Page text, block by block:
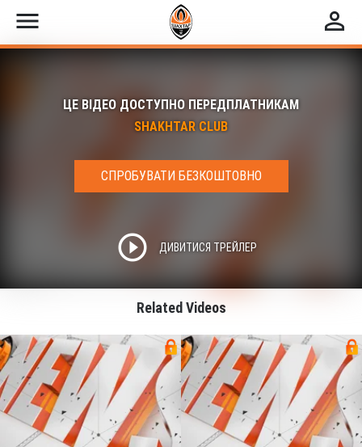
menu perm_identity
ЦЕ ВІДЕО ДОСТУПНО ПЕРЕДПЛАТНИКАМ
SHAKHTAR CLUB
СПРОБУВАТИ БЕЗКОШТОВНО
play_circle_outline ДИВИТИСЯ ТРЕЙЛЕР
Related Videos